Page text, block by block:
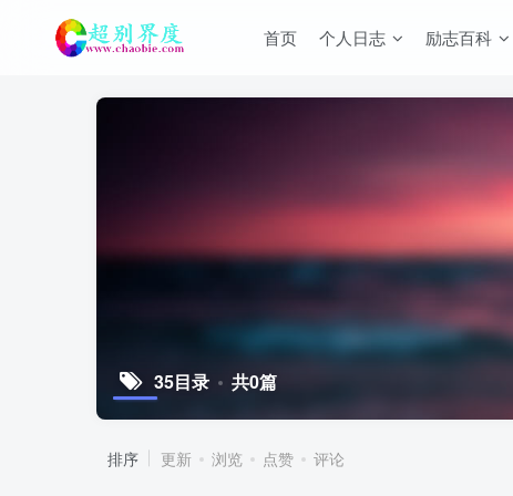
首页 个人日志 励志百科
35目录 共0篇
排序 更新 浏览 点赞 评论